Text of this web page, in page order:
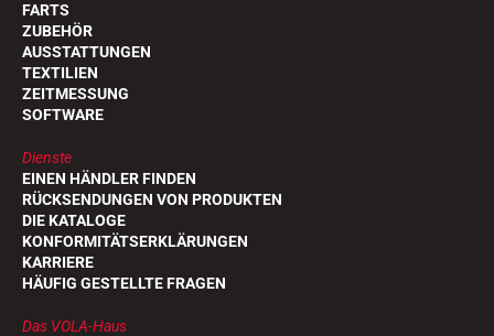
FARTS
ZUBEHÖR
AUSSTATTUNGEN
TEXTILIEN
ZEITMESSUNG
SOFTWARE
Dienste
EINEN HÄNDLER FINDEN
RÜCKSENDUNGEN VON PRODUKTEN
DIE KATALOGE
KONFORMITÄTSERKLÄRUNGEN
KARRIERE
HÄUFIG GESTELLTE FRAGEN
Das VOLA-Haus